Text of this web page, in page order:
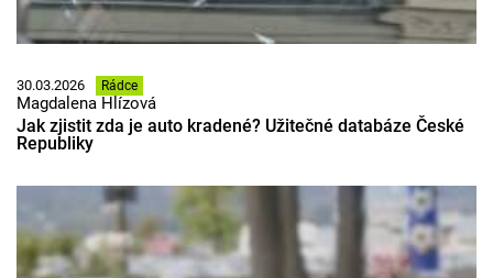
30.03.2026 Rádce
Magdalena Hlízová
Jak zjistit zda je auto kradené? Užitečné databáze České
Republiky